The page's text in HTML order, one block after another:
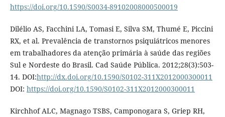
https://doi.org/10.1590/S0034-89102008000500019
Dilélio AS, Facchini LA, Tomasi E, Silva SM, Thumé E, Piccini
RX, et al. Prevalência de transtornos psiquiátricos menores
em trabalhadores da atenção primária à saúde das regiões
Sul e Nordeste do Brasil. Cad Saúde Pública. 2012;28(3):503-
14. DOI:http://dx.doi.org/10.1590/S0102-311X2012000300011
DOI: https://doi.org/10.1590/S0102-311X2012000300011
Kirchhof ALC, Magnago TSBS, Camponogara S, Griep RH,